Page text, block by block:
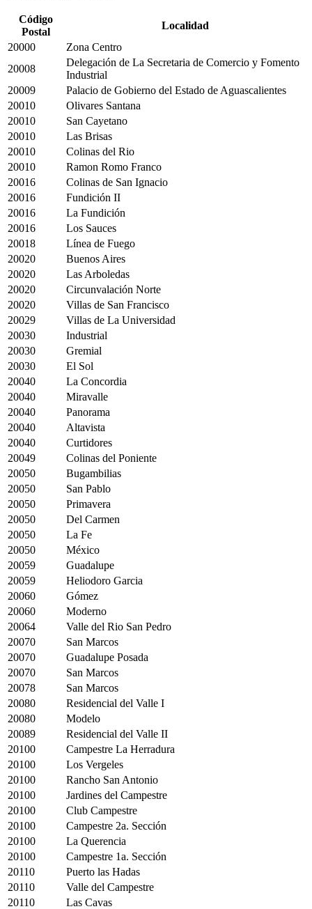
Código
Postal
Localidad
20000
Zona Centro
20008
Delegación de La Secretaria de Comercio y Fomento
Industrial
20009
Palacio de Gobierno del Estado de Aguascalientes
20010
Olivares Santana
20010
San Cayetano
20010
Las Brisas
20010
Colinas del Rio
20010
Ramon Romo Franco
20016
Colinas de San Ignacio
20016
Fundición II
20016
La Fundición
20016
Los Sauces
20018
Línea de Fuego
20020
Buenos Aires
20020
Las Arboledas
20020
Circunvalación Norte
20020
Villas de San Francisco
20029
Villas de La Universidad
20030
Industrial
20030
Gremial
20030
El Sol
20040
La Concordia
20040
Miravalle
20040
Panorama
20040
Altavista
20040
Curtidores
20049
Colinas del Poniente
20050
Bugambilias
20050
San Pablo
20050
Primavera
20050
Del Carmen
20050
La Fe
20050
México
20059
Guadalupe
20059
Heliodoro Garcia
20060
Gómez
20060
Moderno
20064
Valle del Rio San Pedro
20070
San Marcos
20070
Guadalupe Posada
20070
San Marcos
20078
San Marcos
20080
Residencial del Valle I
20080
Modelo
20089
Residencial del Valle II
20100
Campestre La Herradura
20100
Los Vergeles
20100
Rancho San Antonio
20100
Jardines del Campestre
20100
Club Campestre
20100
Campestre 2a. Sección
20100
La Querencia
20100
Campestre 1a. Sección
20110
Puerto las Hadas
20110
Valle del Campestre
20110
Las Cavas